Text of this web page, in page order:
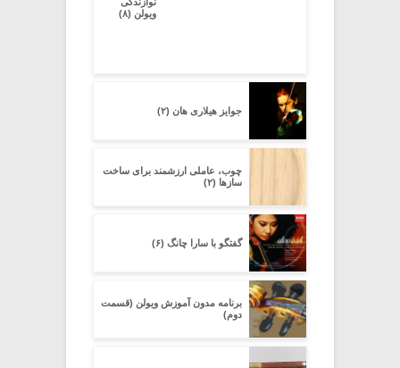
ویولن (۸)
جوایز هیلاری هان (۲)
چوب، عاملی ارزشمند برای ساخت
سازها (۲)
گفتگو با سارا چانگ (۶)
برنامه مدون آموزش ویولن (قسمت
دوم)